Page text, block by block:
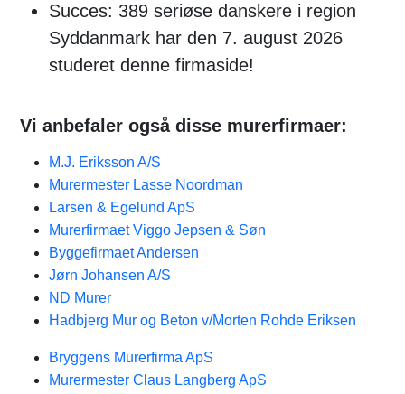
Succes: 389 seriøse danskere i region
Syddanmark har den 7. august 2026
studeret denne firmaside!
Vi anbefaler også disse murerfirmaer:
M.J. Eriksson A/S​
Murermester Lasse Noordman
Larsen & Egelund ApS
Murerfirmaet Viggo Jepsen & Søn
Byggefirmaet Andersen
Jørn Johansen A/S
ND Murer
Hadbjerg Mur og Beton v/Morten Rohde Eriksen
Bryggens Murerfirma ApS
Murermester Claus Langberg ApS